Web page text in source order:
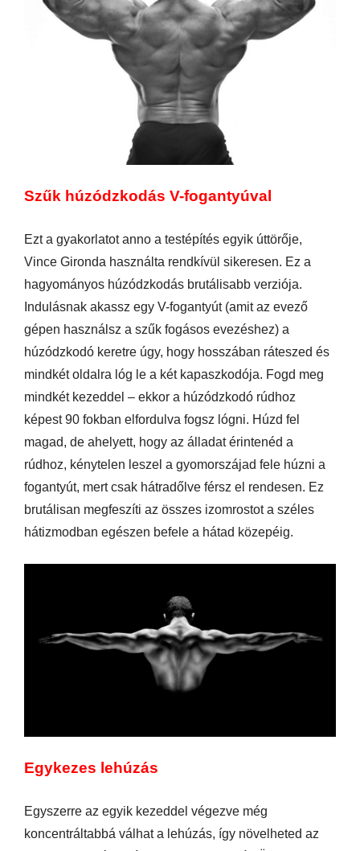
Szűk húzódzkodás V-fogantyúval
Ezt a gyakorlatot anno a testépítés egyik úttörője,
Vince Gironda használta rendkívül sikeresen. Ez a
hagyományos húzódzkodás brutálisabb verziója.
Indulásnak akassz egy V-fogantyút (amit az evező
gépen használsz a szűk fogásos evezéshez) a
húzódzkodó keretre úgy, hogy hosszában ráteszed és
mindkét oldalra lóg le a két kapaszkodója. Fogd meg
mindkét kezeddel – ekkor a húzódzkodó rúdhoz
képest 90 fokban elfordulva fogsz lógni. Húzd fel
magad, de ahelyett, hogy az álladat érintenéd a
rúdhoz, kénytelen leszel a gyomorszájad fele húzni a
fogantyút, mert csak hátradőlve férsz el rendesen. Ez
brutálisan megfeszíti az összes izomrostot a széles
hátizmodban egészen befele a hátad közepéig.
Egykezes lehúzás
Egyszerre az egyik kezeddel végezve még
koncentráltabbá válhat a lehúzás, így növelheted az